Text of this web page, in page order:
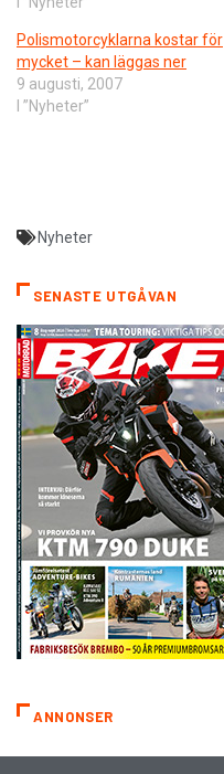
Polismotorcyklarna kostar för
mycket – kan läggas ner
9 augusti, 2007
I ”Nyheter”
Nyheter
SENASTE UTGÅVAN
ANNONSER